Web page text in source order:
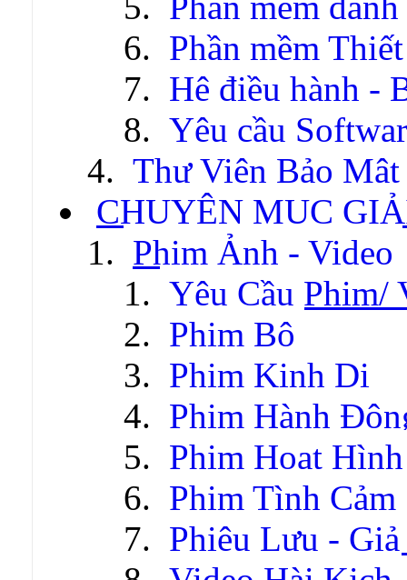
Phần mềm
Hệ điều hành -
Yêu cầu
Thư Viện Bảo Mật
CHUYÊN MỤC
Phim Ảnh - Video
Yêu Cầu Phim/
Phim Bộ
Phim Kinh Dị
Phim Hành
Phim Hoạt Hình
Phim Tình Cảm
Phiêu Lưu -